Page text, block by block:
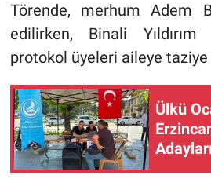
Törende, merhum Adem
edilirken, Binali
protokol üyeleri aileye
Ülkü